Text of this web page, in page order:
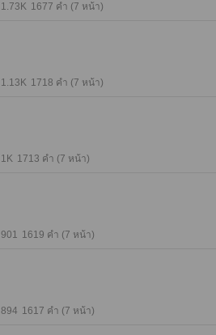
1.73K 1677 คำ (7 หน้า)
1.13K 1718 คำ (7 หน้า)
1K 1713 คำ (7 หน้า)
901 1619 คำ (7 หน้า)
894 1617 คำ (7 หน้า)